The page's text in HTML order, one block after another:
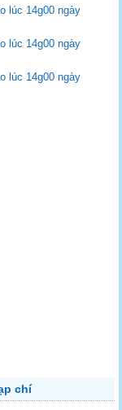
lúc 14g00 ngày
lúc 14g00 ngày
lúc 14g00 ngày
chí